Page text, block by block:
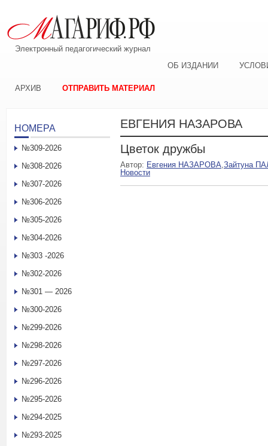
Электронный педагогический журнал
ОБ ИЗДАНИИ
АРХИВ ОТПРАВИТЬ МАТЕРИАЛ
ЕВГЕНИЯ НАЗАРОВА
Цветок дружбы
Автор: Евгения НАЗАРОВА,Зайтуна
Новости
НОМЕРА
№309-2026
№308-2026
№307-2026
№306-2026
№305-2026
№304-2026
№303 -2026
№302-2026
№301 — 2026
№300-2026
№299-2026
№298-2026
№297-2026
№296-2026
№295-2026
№294-2025
№293-2025